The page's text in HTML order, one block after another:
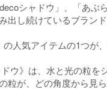
シャドウ」、「あ
出し続けているブランド
の人気アイテムの1つが
ドウ》は、水と光の粒
粒が、どの角度から見